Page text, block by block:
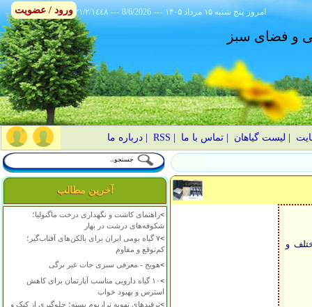
٢١/٢/١٤٤٨ --- 8/6/2026 --- ۱۴۰۵ پنج شنبه ۱۵ مرداد امروز
و فضای سبز
لیست گیاهان |تماس با ما RSS
|درباره ما
آخرین مطالب
>راهنمای کاشت و نگهداری درخت ماگنولیا؛
شکوفه‌های درشت در بهار
>
۷ گیاه بومی ایران برای بالکن‌های آفتاب‌گیر؛
کم‌توقع و مقاوم
>هویج - معرفی سبزی جات غیر برگی
>
۱۰ گیاه دارویی مناسب آپارتمان برای کاهش
استرس و بهبود خواب
>ترفندهای تهویه تراریوم بسته؛ جلوگیری از کپک و
و
ورود / عضویت